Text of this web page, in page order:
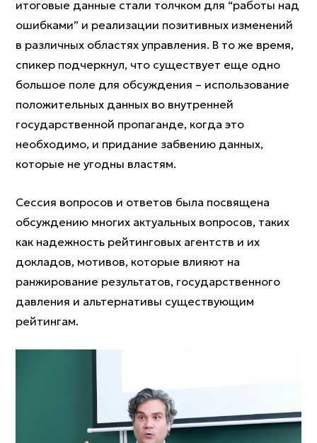
итоговые данные стали толчком для “работы над
ошибками” и реализации позитивных изменений
в различных областях управления. В то же время,
спикер подчеркнул, что существует еще одно
большое поле для обсуждения – использование
положительных данных во внутренней
государственной пропаганде, когда это
необходимо, и придание забвению данных,
которые не угодны властям.
Сессия вопросов и ответов была посвящена
обсуждению многих актуальных вопросов, таких
как надежность рейтинговых агентств и их
докладов, мотивов, которые влияют на
ранжирование результатов, государственного
давления и альтернативы существующим
рейтингам.